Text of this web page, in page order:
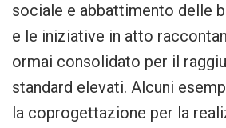
sociale e abbattimento delle
e le iniziative in atto
ormai consolidato per il
standard elevati. Alcuni
la coprogettazione per la